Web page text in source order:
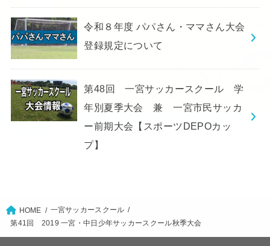
令和８年度 パパさん・ママさん大会
登録規定について
第48回 一宮サッカースクール 学
年別夏季大会 兼 一宮市民サッカ
ー前期大会【スポーツDEPOカッ
プ】
HOME
一宮サッカースクール
第41回 2019 一宮・中日少年サッカースクール秋季大会